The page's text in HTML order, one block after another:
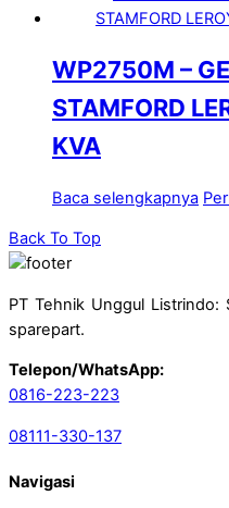
WP2750M –
STAMFORD
KVA
Baca selengkapnya
Back To Top
PT Tehnik Unggul Listrindo:
sparepart.
Telepon/WhatsApp:
0816-223-223
08111-330-137
Navigasi